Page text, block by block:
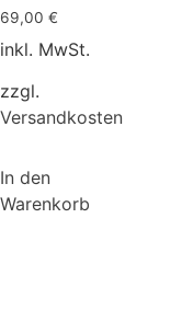
69,00 €
inkl. MwSt.
zzgl.
Versandkosten
In den
Warenkorb